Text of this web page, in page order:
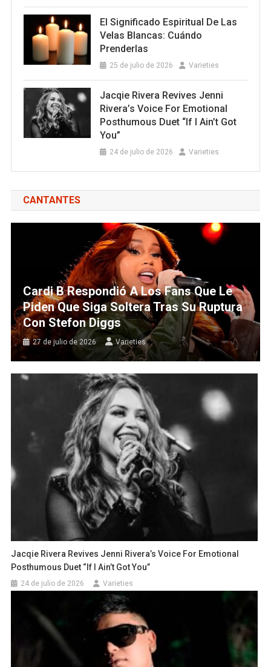
El Significado Espiritual De Las
Velas Blancas: Cuándo
Prenderlas
25 de julio de 2026 Varieties
Jacqie Rivera Revives Jenni
Rivera’s Voice For Emotional
Posthumous Duet “If I Ain’t Got
You”
24 de julio de 2026 Varieties
CANTANTES
Cardi B Respondió A Los Fans Que Le
Piden Que Siga Soltera Tras Su Ruptura
Con Stefon Diggs
27 de julio de 2026 Varieties
Jacqie Rivera Revives Jenni Rivera’s Voice For Emotional
Posthumous Duet “If I Ain’t Got You”
24 de julio de 2026 Varieties